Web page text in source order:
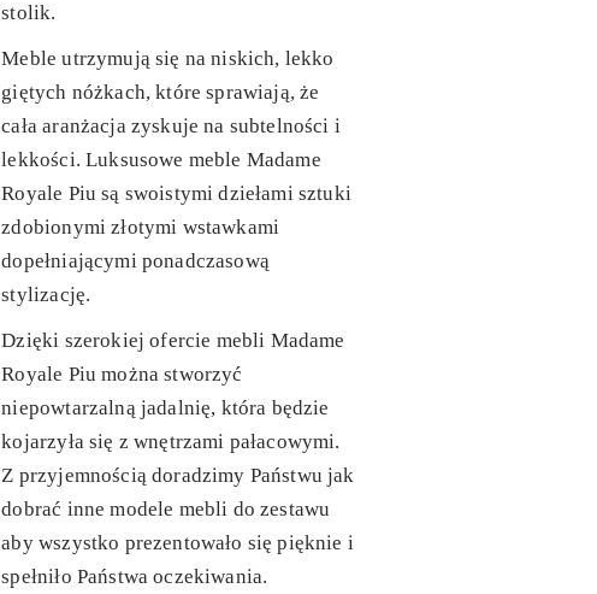
stolik.
Meble utrzymują się na niskich, lekko
giętych nóżkach, które sprawiają, że
cała aranżacja zyskuje na subtelności i
lekkości. Luksusowe meble Madame
Royale Piu są swoistymi dziełami sztuki
zdobionymi złotymi wstawkami
dopełniającymi ponadczasową
stylizację.
Dzięki szerokiej ofercie mebli Madame
Royale Piu można stworzyć
niepowtarzalną jadalnię, która będzie
kojarzyła się z wnętrzami pałacowymi.
Z przyjemnością doradzimy Państwu jak
dobrać inne modele mebli do zestawu
aby wszystko prezentowało się pięknie i
spełniło Państwa oczekiwania.